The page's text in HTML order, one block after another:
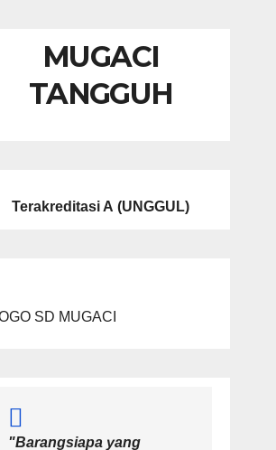
MUGACI
TANGGUH
Terakreditasi A (UNGGUL)
SD MUGACI
"Barangsiapa yang